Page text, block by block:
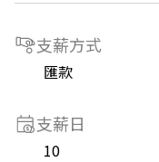
支薪方式
匯款
支薪日
10